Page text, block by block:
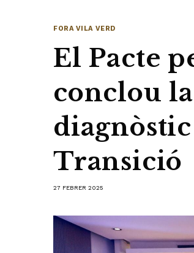
FORA VILA VERD
El Pacte
conclou
Transició
27 FEBRER 2025